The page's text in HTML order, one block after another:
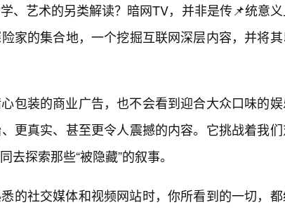
、艺术的另类解读？暗网TV，并非是传📌统意
家的集合地，一个挖掘互联网深层内容，并将
包装的商业广告，也不会看到迎合大众口味的
更真实、甚至更令人震撼的内容。它挑战着我
探索那些“被隐藏”的叙事。
的社交媒体和视频网站时，你所看到的一切，